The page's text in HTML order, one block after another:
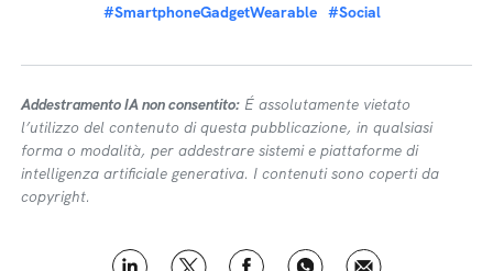
#SmartphoneGadgetWearable #Social
Addestramento IA non consentito: É assolutamente vietato
l’utilizzo del contenuto di questa pubblicazione, in qualsiasi
forma o modalità, per addestrare sistemi e piattaforme di
intelligenza artificiale generativa. I contenuti sono coperti da
copyright.